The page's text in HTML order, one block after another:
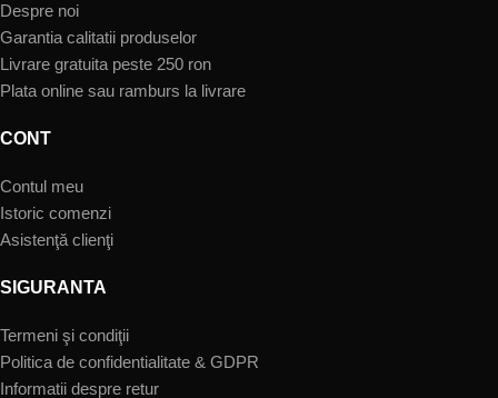
Despre noi
Garantia calitatii produselor
Livrare gratuita peste 250 ron
Plata online sau ramburs la livrare
CONT
Contul meu
Istoric comenzi
Asistenţă clienţi
SIGURANTA
Termeni şi condiţii
Politica de confidentialitate & GDPR
Informatii despre retur